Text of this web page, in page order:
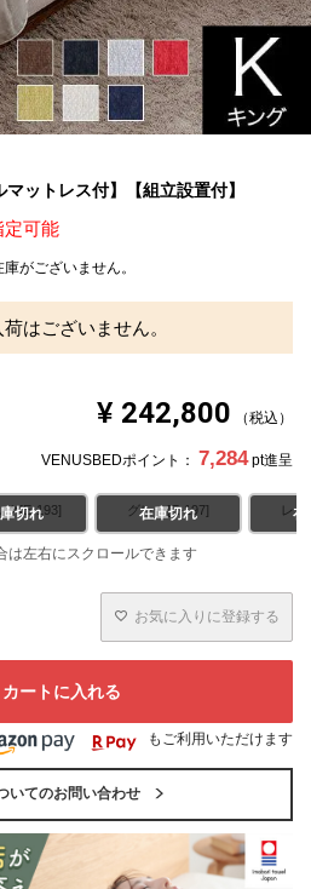
ットレス付】【組立設置付】
可能
がございません。
はございません。
¥ 242,800 税込
VENUSBEDポイント： 7,284 pt進呈
ク[E-193]
切れ グレー[E-197]
在庫切れ レ在
お気に入りに登録する
カートに入れる
もご利用いただけます
いてのお問い合わせ